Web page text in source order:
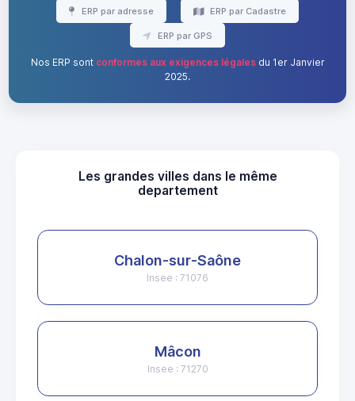
ERP par adresse ERP par Cadastre
ERP par GPS
Nos ERP sont conformes aux exigences légalesdu 1er Janvier
2025.
Les grandes villes dans le même
departement
Chalon-sur-Saône
Insee : 71076
Mâcon
Insee : 71270